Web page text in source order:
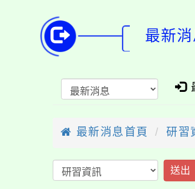
最新
最新消息首頁 研習
送出